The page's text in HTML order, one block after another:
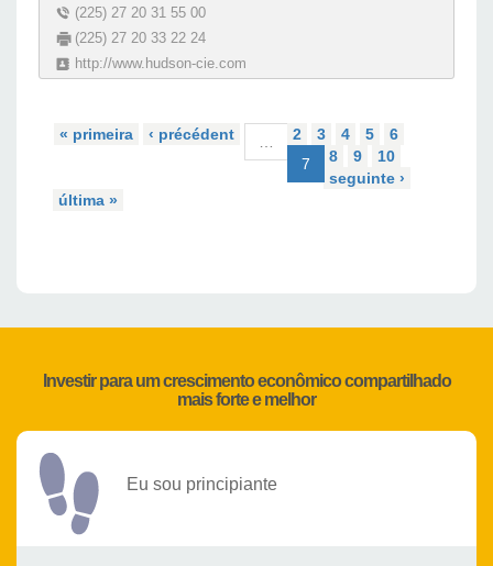
(225) 27 20 31 55 00
(225) 27 20 33 22 24
http://www.hudson-cie.com
« primeira ‹ précédent … 2 3 4 5
6
7
8 9
10
seguinte ›
última »
Investir para um crescimento econômico compartilhado
mais forte e melhor
Eu sou principiante